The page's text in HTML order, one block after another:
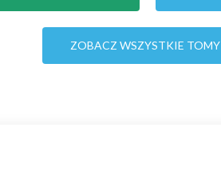
ZOBACZ WSZYSTKIE TOMY